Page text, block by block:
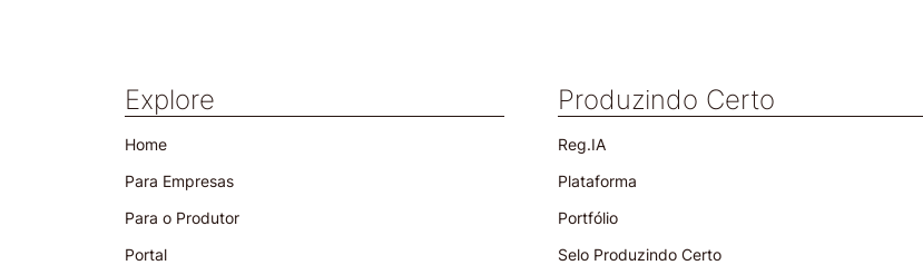
Explore
Home
Para Empresas
Para o Produtor
Portal
Produzindo Certo
Reg.IA
Plataforma
Portfólio
Selo Produzindo Certo